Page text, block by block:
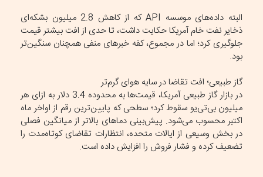
البته داده‌های موسسه API که از کاهش 2.8 میلیون بشکه‌ای
ذخایر نفت خام آمریکا حکایت داشت، تا حدی از افت بیشتر قیمت
جلوگیری کرد؛ اما در مجموع، کفه خبر‌های منفی همچنان سنگین‌تر
بود.
گاز طبیعی؛ افت تقاضا در سایه هوای گرم‌تر
در بازار گاز طبیعی آمریکا، قیمت‌ها به محدوده 3.4 دلار به ازای هر
میلیون بی‌تی‌یو سقوط کرد؛ سطحی که پایین‌ترین رقم از اواخر ماه
اکتبر محسوب می‌شود. پیش‌بینی دما‌های بالاتر از میانگین فصلی
در بخش وسیعی از ایالات متحده، انتظارات تقاضای کوتاه‌مدت را
تضعیف کرده و فشار فروش را افزایش داده است.